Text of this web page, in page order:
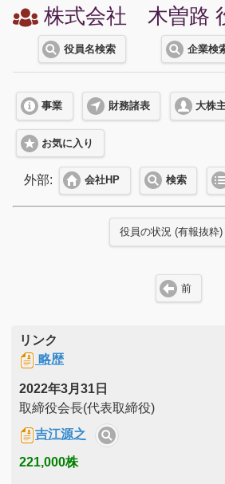
株式会社 木曽路
役員名検索 企業検
事業 財務諸表 大株
お気に入り
外部: 会社HP 検索
役員の状況 (有報抜粋)
前
リンク
略歴
2022年3月31日
取締役会長(代表取締役)
吉江源之
221,000株